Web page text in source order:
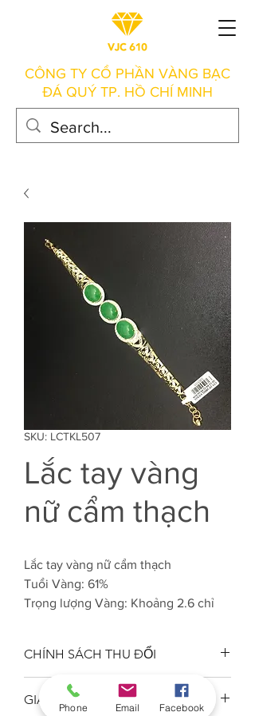
CÔNG TY CỔ PHẦN VÀNG BẠC
ĐÁ QUÝ TP. HỒ CHÍ MINH
SKU: LCTKL507
Lắc tay vàng
nữ cẩm thạch
Lắc tay vàng nữ cẩm thạch
Tuổi Vàng: 61%
Trọng lượng Vàng: Khoảng 2.6 chỉ
CHÍNH SÁCH THU ĐỔI
Công ty VJC 610 đảm bảo chất
lượng tuổi vàng trang sức đúng
GIAO HÀNG
Phone Email Facebook